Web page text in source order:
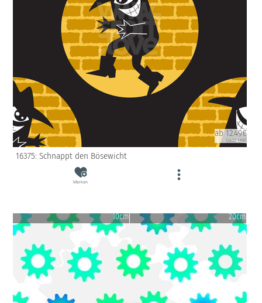
ab 12.49€
(inkl. USt)
16375: Schnappt den Bösewicht
Merken
10cm 20cm